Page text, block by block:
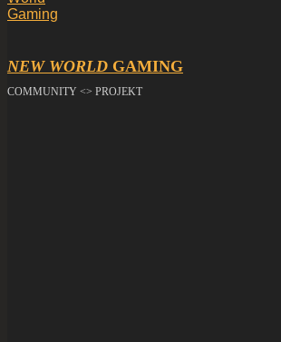
NEW WORLD GAMING
COMMUNITY <> PROJEKT